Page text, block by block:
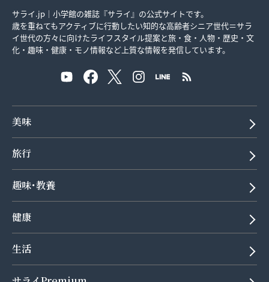
サライ.jp｜小学館の雑誌『サライ』の公式サイトです。
歳を重ねてもアクティブに行動したい知的な高齢者シニア世代＝サラ
イ世代の方々に向けたライフスタイル提案と旅・食・人物・歴史・文
化・趣味・健康・モノ情報など上質な情報を発信しています。
美味
旅行
趣味･教養
健康
生活